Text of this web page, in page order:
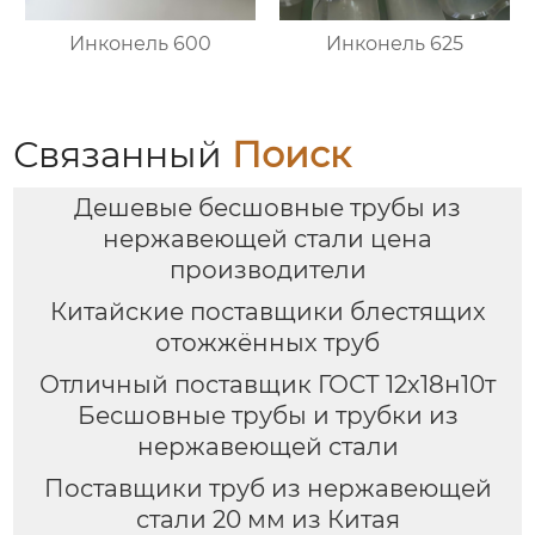
Инконель 600 Инконель 625
Связанный Поиск
Дешевые бесшовные трубы из
нержавеющей стали цена
производители
Китайские поставщики блестящих
отожжённых труб
Отличный поставщик ГОСТ 12х18н10т
Бесшовные трубы и трубки из
нержавеющей стали
Поставщики труб из нержавеющей
стали 20 мм из Китая